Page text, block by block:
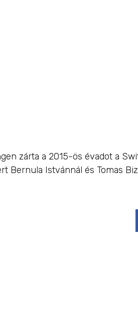
zárta a 2015-ös évadot a
Bernula Istvánnál és Tomas